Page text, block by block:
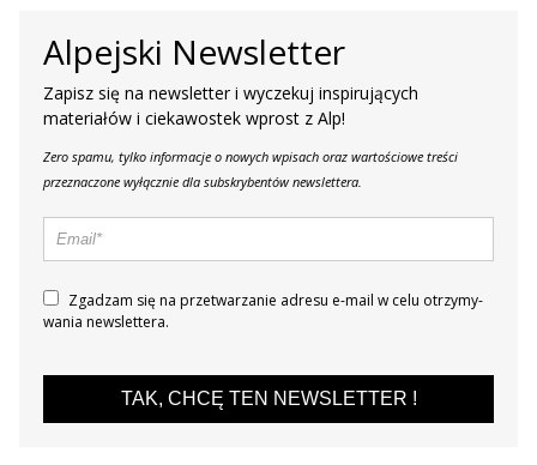
Alpejski Newsletter
Zapisz się na newsletter i wyczekuj inspirujących
materiałów i ciekawostek wprost z Alp!
Zero spamu, tylko informacje o nowych wpisach oraz wartościowe treści
przeznaczone wyłącznie dla subskrybentów newslettera.
Zgadzam się na prze­twa­rza­nie adresu e-mail w celu otrzy­my­
wa­nia new­slet­tera.
TAK, CHCĘ TEN NEWSLETTER !